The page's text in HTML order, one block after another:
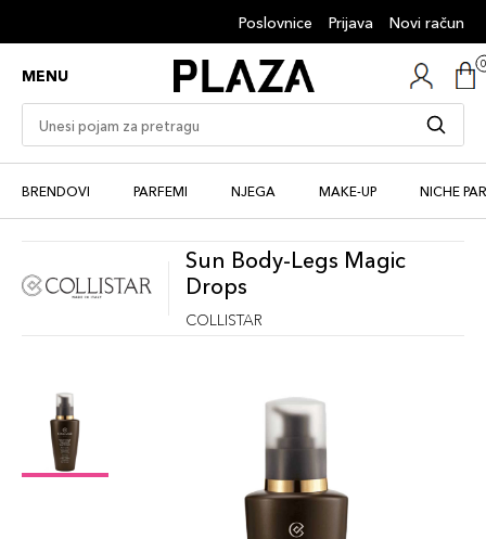
Poslovnice Prijava Novi račun
MENU
BRENDOVI PARFEMI NJEGA MAKE-UP NICHE
Sun Body-Legs Magic
Drops
COLLISTAR